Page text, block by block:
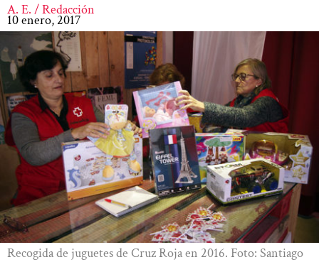
A. E. / Redacción
10 enero, 2017
Recogida de juguetes de Cruz Roja en 2016. Foto: Santiago